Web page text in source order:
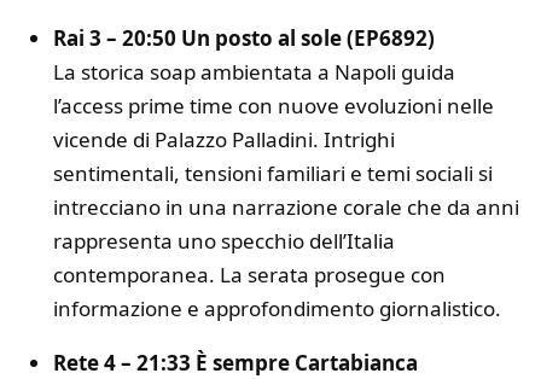
Rai 3 – 20:50 Un posto al sole (EP6892)
La storica soap ambientata a Napoli guida
l’access prime time con nuove evoluzioni nelle
vicende di Palazzo Palladini. Intrighi
sentimentali, tensioni familiari e temi sociali si
intrecciano in una narrazione corale che da anni
rappresenta uno specchio dell’Italia
contemporanea. La serata prosegue con
informazione e approfondimento giornalistico.
Rete 4 – 21:33 È sempre Cartabianca